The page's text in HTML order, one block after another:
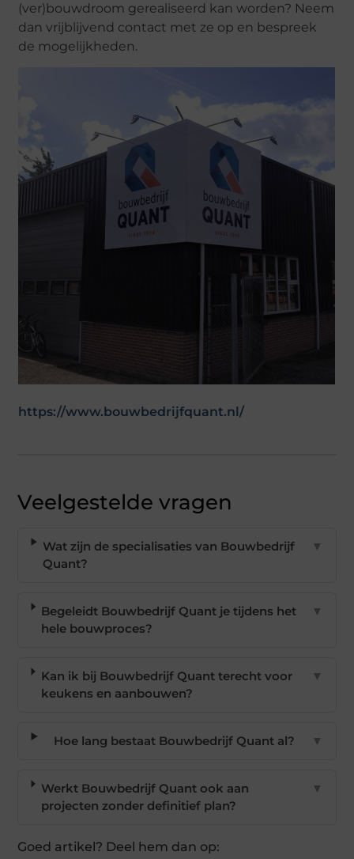
(ver)bouwdroom gerealiseerd kan worden? Neem
dan vrijblijvend contact met ze op en bespreek
de mogelijkheden.
https://www.bouwbedrijfquant.nl/
Veelgestelde vragen
Wat zijn de specialisaties van Bouwbedrijf
Quant?
▼
Begeleidt Bouwbedrijf Quant je tijdens het
hele bouwproces?
▼
Kan ik bij Bouwbedrijf Quant terecht voor
keukens en aanbouwen?
▼
Hoe lang bestaat Bouwbedrijf Quant al? ▼
Werkt Bouwbedrijf Quant ook aan
projecten zonder definitief plan?
▼
Goed artikel? Deel hem dan op: